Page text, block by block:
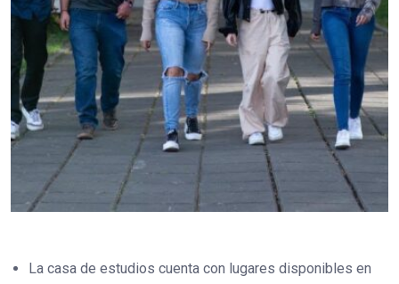
La casa de estudios cuenta con lugares disponibles en